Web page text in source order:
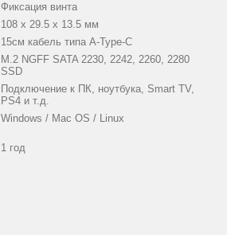
Фиксация винта
108 х 29.5 х 13.5 мм
15см кабель типа A-Type-C
M.2 NGFF SATA 2230, 2242, 2260, 2280
SSD
Подключение к ПК, ноутбука, Smart TV,
PS4 и т.д.
Windows / Mac OS / Linux
1 год